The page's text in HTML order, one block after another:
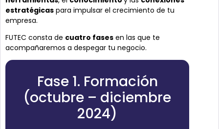
estratégicas para impulsar el crecimiento de tu
empresa.
FUTEC consta de cuatro fases en las que te
acompañaremos a despegar tu negocio.
Fase 1. Formación
(octubre – diciembre
2024)